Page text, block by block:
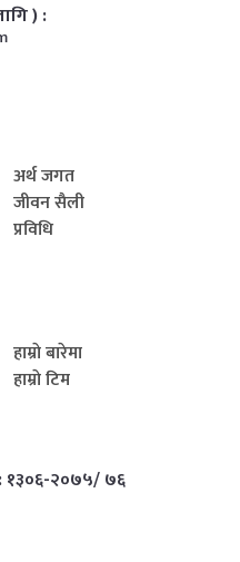
) :
अर्थ जगत
जीवन सैली
प्रविधि
हाम्राे बारेमा
हाम्राे टिम
१३०६-२०७५/ ७६